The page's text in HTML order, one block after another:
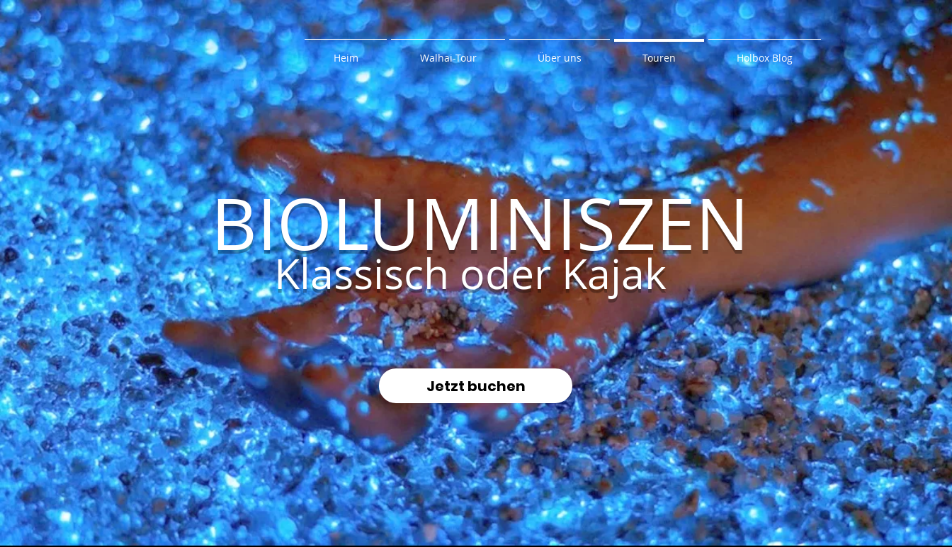
Heim Walhai-Tour Über uns Touren Holbox Blog
BIOLUMINISZEN
Jetzt buchen
Klassisch oder Kajak